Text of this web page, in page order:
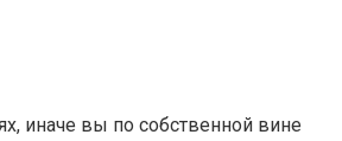
иначе вы по собственной вине